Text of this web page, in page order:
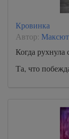
Кровинка
Автор:
Когда рухнула
Та, что